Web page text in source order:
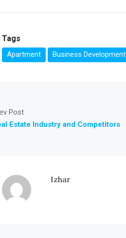
Tags
Apartment Business Development
Post
Estate Industry and Competitors
Izhar